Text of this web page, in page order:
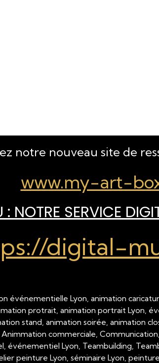
notre nouveau site de
www.my-art-
NOTRE SERVICE
digital-
événementielle Lyon, animation
protrait, animation portrait Lyon,
stand, animation soirée, animation
commerciale,
événementiel Lyon, Teambuilding,
peinture Lyon, séminaire Lyon,